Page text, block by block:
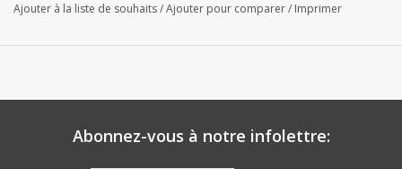
Ajouter à la liste de souhaits/Ajouter pour comparer/ Imprimer
Abonnez-vous à notre infolettre: